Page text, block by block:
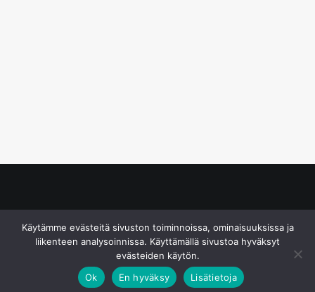
Käytämme evästeitä sivuston toiminnoissa, ominaisuuksissa ja
liikenteen analysoinnissa. Käyttämällä sivustoa hyväksyt
evästeiden käytön.
Ok
En hyväksy Lisätietoja